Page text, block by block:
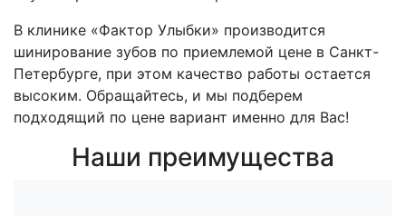
В клинике «Фактор Улыбки» производится
шинирование зубов по приемлемой цене в Санкт-
Петербурге, при этом качество работы остается
высоким. Обращайтесь, и мы подберем
подходящий по цене вариант именно для Вас!
Наши преимущества